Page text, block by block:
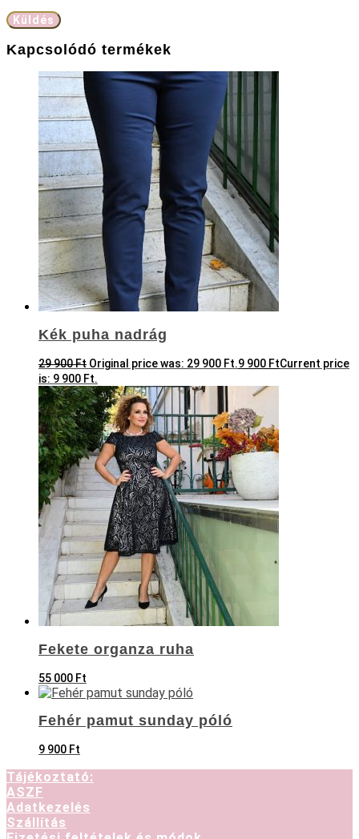
Kapcsolódó termékek
Kék puha nadrág
29 900Ft Original price was: 29 900 Ft.9 900 FtCurrent price
is: 9 900 Ft.
Fekete organza ruha
55 000 Ft
Fehér pamut sunday póló
9 900 Ft
Tájékoztató:
ASZF
Adatkezelés
Szállítás